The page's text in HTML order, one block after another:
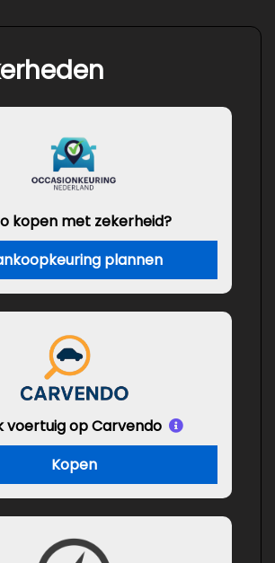
kopen met zekerheid?
plannen
voertuig op Carvendo
Kopen